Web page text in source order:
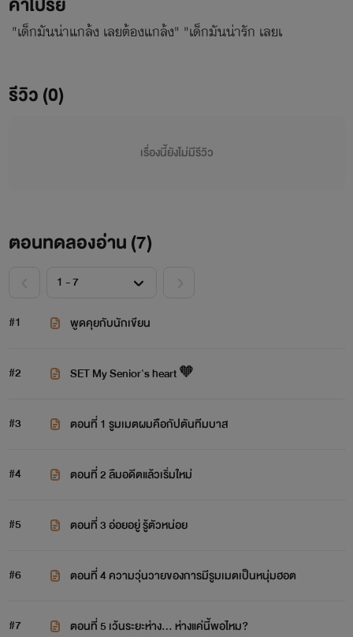
"เด็กมันน่าแกล้ง เลยต้องแกล้ง" "เด็กมันน่ารัก เลยเ
รีวิว (0)
เรื่องนี้ยังไม่มีรีวิว
ตอนทดลองอ่าน (7)
#1 พูดคุยกับนักเขียน
#2 SET My Senior's heart 🧡
#3 ตอนที่ 1 รูมเมตผมคือกัปตันทีมบาส
#4 ตอนที่ 2 ลืมอดีตแล้วเริ่มใหม่
#5 ตอนที่ 3 อ่อยอยู่ รู้ตัวหน่อย
#6 ตอนที่ 4 ความวุ่นวายของการมีรูมเมตเป็นหนุ่มฮอต
#7 ตอนที่ 5 เว้นระยะห่าง... ห่างแค่นี้พอไหม?